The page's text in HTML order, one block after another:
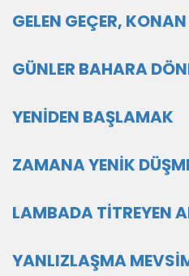
GELEN GEÇER,
GÜNLER BAHARA
YENİDEN BAŞLAMAK
ZAMANA YENİK
LAMBADA TİTREYEN
YANLIZLAŞMA